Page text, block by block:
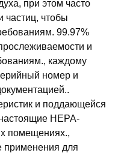
при этом часто
частиц, чтобы
99.97%
и
каждому
номер и
и поддающейся
HEPA-
помещениях.,
для